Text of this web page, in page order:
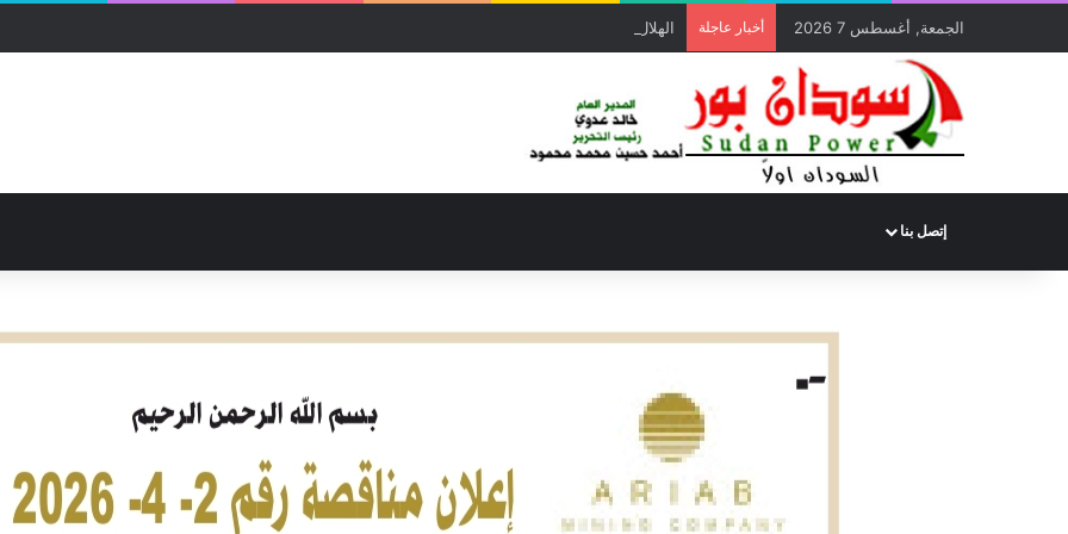
الجمعة, أغسطس 7 2026 أخبار عاجلة الهلال الأحمر السوداني يوزع (1000) سلة غذائية للأسر المتأثرة بالحرب بمحلية شرق النيل
إتصل بنا